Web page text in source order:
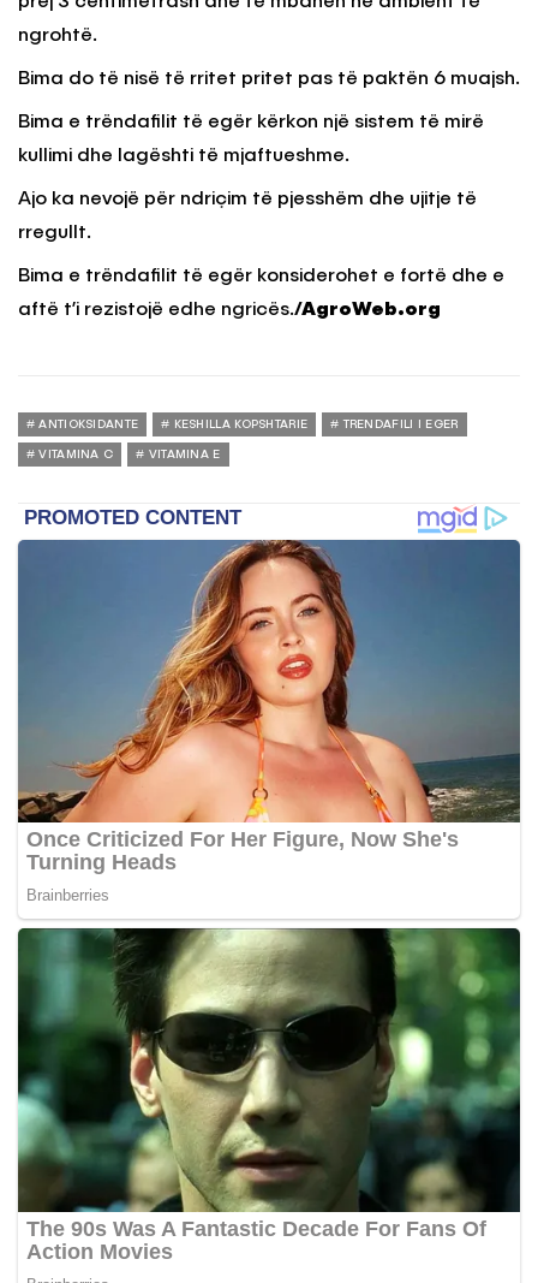
ngrohtë.
Bima do të nisë të rritet pritet pas të paktën 6 muajsh.
Bima e trëndafilit të egër kërkon një sistem të mirë
kullimi dhe lagështi të mjaftueshme.
Ajo ka nevojë për ndriçim të pjesshëm dhe ujitje të
rregullt.
Bima e trëndafilit të egër konsiderohet e fortë dhe e
aftë t’i rezistojë edhe ngricës./AgroWeb.org
ANTIOKSIDANTE KESHILLA KOPSHTARIE TRENDAFILI I EGER
VITAMINA C VITAMINA E